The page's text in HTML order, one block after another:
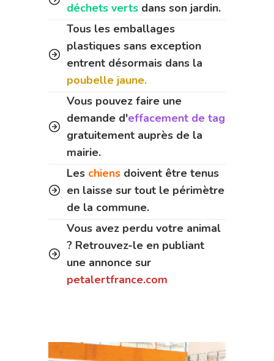
déchets verts dans son jardin.
Tous les emballages
plastiques sans exception
entrent désormais dans la
poubelle jaune.
Vous pouvez faire une
demande d'effacement de tag
gratuitement auprès de la
mairie.
Les chiens doivent être tenus
en laisse sur tout le périmètre
de la commune.
Vous avez perdu votre animal
? Retrouvez-le en publiant
une annonce sur
petalertfrance.com